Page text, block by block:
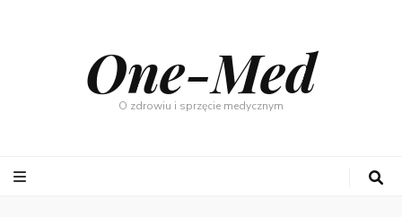
One-Med
O zdrowiu i sprzęcie medycznym